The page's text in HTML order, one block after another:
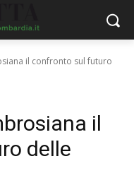
il confronto sul futuro
il
delle